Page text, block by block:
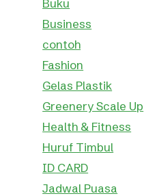
Business
contoh
Fashion
Gelas Plastik
Greenery Scale Up
Health & Fitness
Huruf Timbul
ID CARD
Jadwal Puasa